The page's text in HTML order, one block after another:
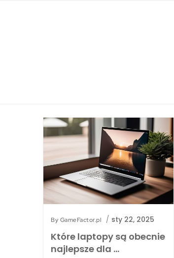
By GameFactor.pl / sty 22, 2025
Które laptopy są obecnie
najlepsze dla …